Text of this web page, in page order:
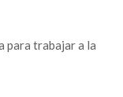
para trabajar a la